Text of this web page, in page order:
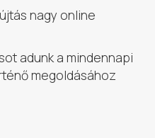
nagy online
adunk a mindennapi
megoldásához